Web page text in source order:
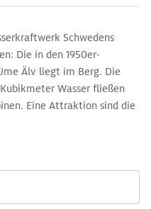
Schwedens
Die in den 1950er-
Älv liegt im Berg. Die
Wasser fließen
Eine Attraktion sind die
50 Felsritzungen entdeckt,
Archäologen mit roter Farbe
5000 Jahre alt.